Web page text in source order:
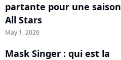
partante pour une saison
All Stars
May 1, 2026
Mask Singer : qui est la